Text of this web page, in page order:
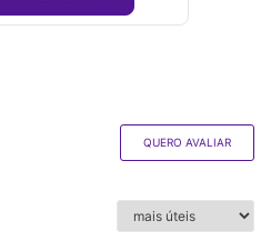
QUERO AVALIAR